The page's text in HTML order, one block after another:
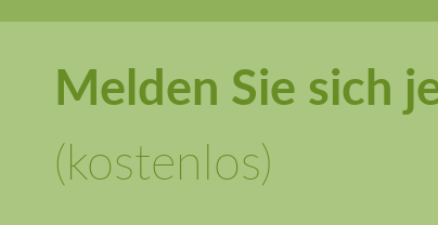
Melden Sie sich
(kostenlos)